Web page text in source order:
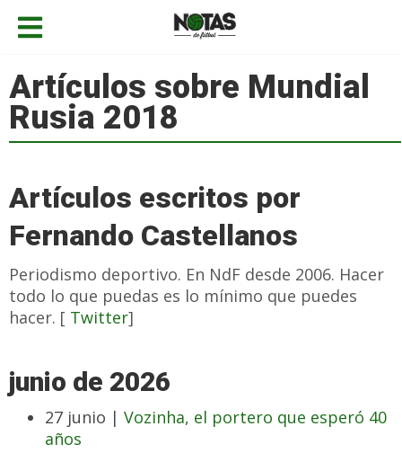
Artículos sobre Mundial
Rusia 2018
Artículos escritos por
Fernando Castellanos
Periodismo deportivo. En NdF desde 2006. Hacer
todo lo que puedas es lo mínimo que puedes
hacer. [ Twitter]
junio de 2026
27 junio | Vozinha, el portero que esperó 40
años